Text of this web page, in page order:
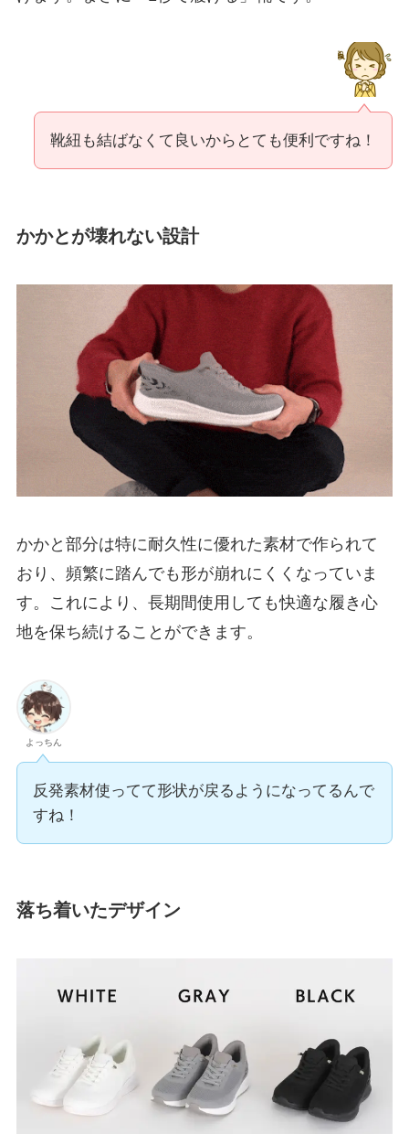
靴紐も結ばなくて良いからとても便利ですね！
かかとが壊れない設計
かかと部分は特に耐久性に優れた素材で作られて
おり、頻繁に踏んでも形が崩れにくくなっていま
す。これにより、長期間使用しても快適な履き心
地を保ち続けることができます。
よっちん
反発素材使ってて形状が戻るようになってるんで
すね！
落ち着いたデザイン